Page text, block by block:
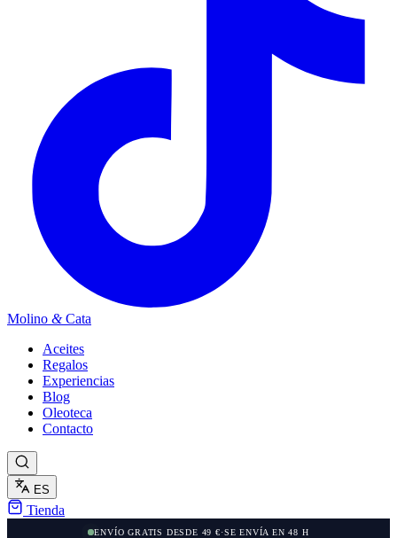
Molino &Cata
Aceites
Regalos
Experiencias
Blog
Oleoteca
Contacto
ES
Tienda
ENVÍO GRATIS DESDE 49 €·SE ENVÍA EN 48 H